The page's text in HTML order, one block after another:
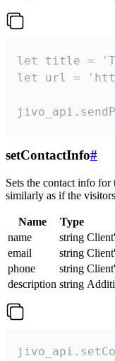
let title =
let url =
setContactInfo#
Sets the contact info for
similarly as if the
Name Type
name
string
email
string
phone
string
description string